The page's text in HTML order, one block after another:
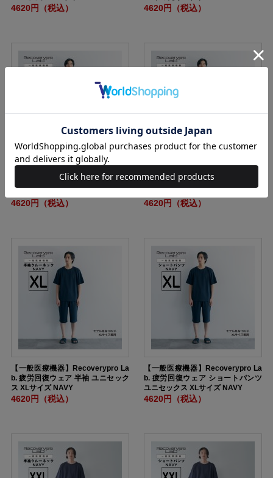
4620円（税込） 4620円（税込）
【一般医療機器】Recoverypro La
b. 疲労回復ウェア 半袖 ユニセック
4620円（税込）
【一般医療機器】Recoverypro La
b. 疲労回復ウェア ショートパンツ
4620円（税込）
【一般医療機器】Recoverypro La
b. 疲労回復ウェア 半袖 ユニセック
ス XLサイズ NAVY
4620円（税込）
【一般医療機器】Recoverypro La
b. 疲労回復ウェア ショートパンツ
ユニセックス XLサイズ NAVY
4620円（税込）